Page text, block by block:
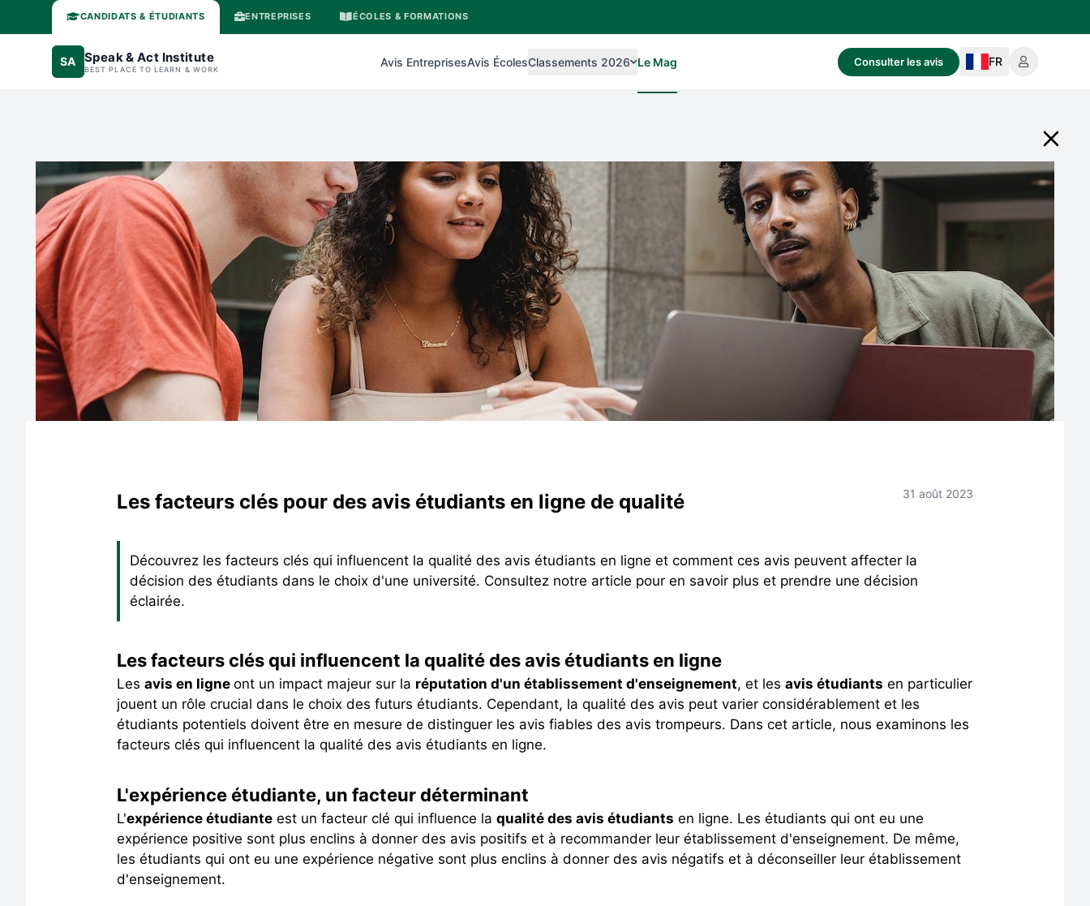
CANDIDATS & ÉTUDIANTS ENTREPRISES ÉCOLES & FORMATIONS
SA Speak & Act Institute
BEST PLACE TO LEARN & WORK
Avis EntreprisesAvis ÉcolesClassements 2026 Le Mag Consulter les avis FR
31 août 2023
Les facteurs clés pour des avis étudiants en ligne de qualité
Découvrez les facteurs clés qui influencent la qualité des avis étudiants en ligne et comment ces avis peuvent affecter la
décision des étudiants dans le choix d'une université. Consultez notre article pour en savoir plus et prendre une décision
éclairée.
Les facteurs clés qui influencent la qualité des avis étudiants en ligne
Les avis en ligne ont un impact majeur sur la réputation d'un établissement d'enseignement, et les avis étudiants en particulier
jouent un rôle crucial dans le choix des futurs étudiants. Cependant, la qualité des avis peut varier considérablement et les
étudiants potentiels doivent être en mesure de distinguer les avis fiables des avis trompeurs. Dans cet article, nous examinons les
facteurs clés qui influencent la qualité des avis étudiants en ligne.
L'expérience étudiante, un facteur déterminant
L'expérience étudiante est un facteur clé qui influence la qualité des avis étudiants en ligne. Les étudiants qui ont eu une
expérience positive sont plus enclins à donner des avis positifs et à recommander leur établissement d'enseignement. De même,
les étudiants qui ont eu une expérience négative sont plus enclins à donner des avis négatifs et à déconseiller leur établissement
d'enseignement.